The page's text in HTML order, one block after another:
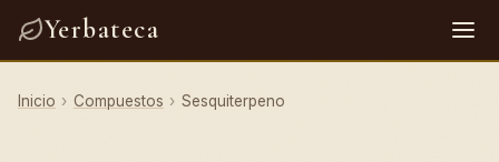
Yerbateca
Inicio › Compuestos › Sesquiterpeno